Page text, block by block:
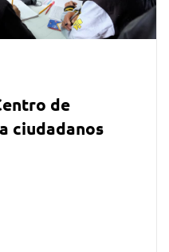
de
ciudadanos